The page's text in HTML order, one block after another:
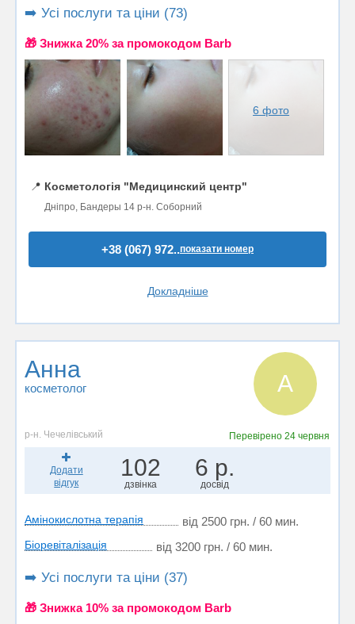
➡️ Усі послуги та ціни (73)
🎁 Знижка 20% за промокодом Barb
6 фото
📍 Косметологія "Медицинский центр"
Дніпро, Бандеры 14 р-н. Соборний
+38 (067) 972..показати номер
Докладніше
Анна
косметолог А
р-н. Чечелівський Перевірено24 червня
Додати
відгук
102
дзвінка
6 р.
досвід
Амінокислотна терапія від 2500 грн. / 60 мин.
Біоревіталізація від 3200 грн. / 60 мин.
➡️ Усі послуги та ціни (37)
🎁 Знижка 10% за промокодом Barb